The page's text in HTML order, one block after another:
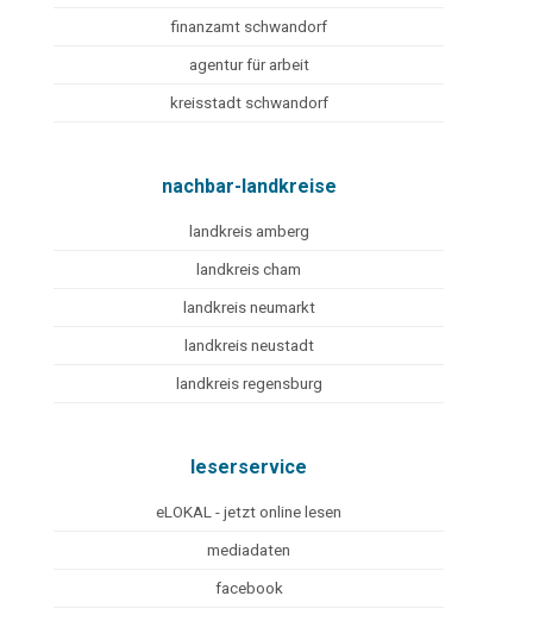
finanzamt schwandorf
agentur für arbeit
kreisstadt schwandorf
nachbar-landkreise
landkreis amberg
landkreis cham
landkreis neumarkt
landkreis neustadt
landkreis regensburg
leserservice
eLOKAL - jetzt online lesen
mediadaten
facebook